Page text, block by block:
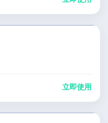
立即使用